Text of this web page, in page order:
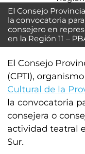
El Consejo
la convocatoria
consejero en
en la Región 11 –
El Consejo
(CPTI),
Cultural de la
la convocatoria
consejera o
actividad teatral
Sur.